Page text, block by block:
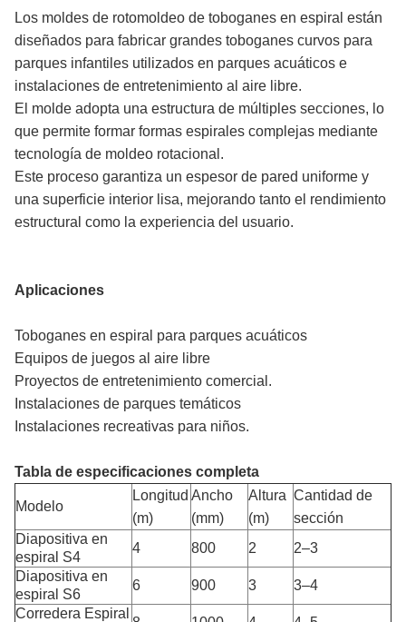
Los moldes de rotomoldeo de toboganes en espiral están
diseñados para fabricar grandes toboganes curvos para
parques infantiles utilizados en parques acuáticos e
instalaciones de entretenimiento al aire libre.
El molde adopta una estructura de múltiples secciones, lo
que permite formar formas espirales complejas mediante
tecnología de moldeo rotacional.
Este proceso garantiza un espesor de pared uniforme y
una superficie interior lisa, mejorando tanto el rendimiento
estructural como la experiencia del usuario.
Aplicaciones
Toboganes en espiral para parques acuáticos
Equipos de juegos al aire libre
Proyectos de entretenimiento comercial.
Instalaciones de parques temáticos
Instalaciones recreativas para niños.
Tabla de especificaciones completa
Modelo
Longitud
(m)
Ancho
(mm)
Altura
(m)
Cantidad de
sección
Diapositiva en
espiral S4
4 800 2
2–3
Diapositiva en
espiral S6
6 900 3
3–4
Corredera Espiral